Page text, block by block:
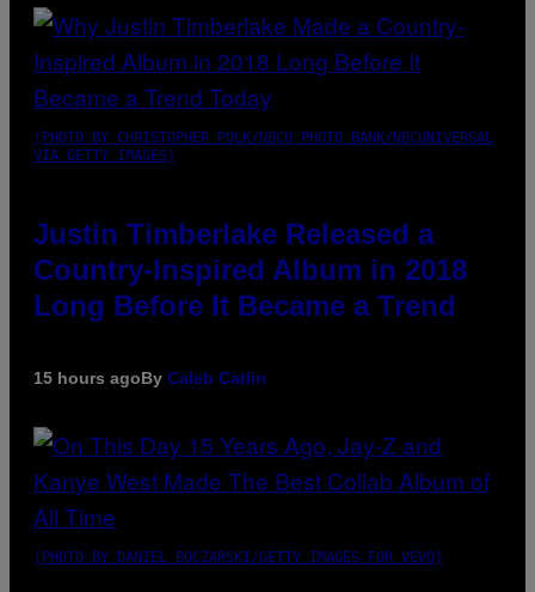
(PHOTO BY CHRISTOPHER POLK/NBCU PHOTO BANK/NBCUNIVERSAL
VIA GETTY IMAGES)
Justin Timberlake Released a
Country-Inspired Album in 2018
Long Before It Became a Trend
15 hours agoBy Caleb Catlin
(PHOTO BY DANIEL BOCZARSKI/GETTY IMAGES FOR VEVO)